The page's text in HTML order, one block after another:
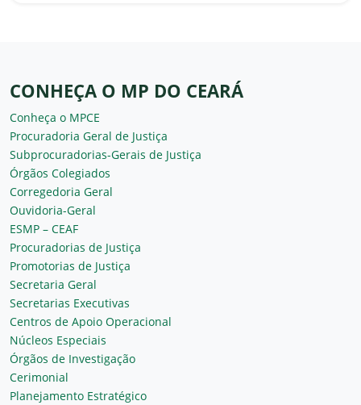
CONHEÇA O MP DO CEARÁ
Conheça o MPCE
Procuradoria Geral de Justiça
Subprocuradorias-Gerais de Justiça
Órgãos Colegiados
Corregedoria Geral
Ouvidoria-Geral
ESMP – CEAF
Procuradorias de Justiça
Promotorias de Justiça
Secretaria Geral
Secretarias Executivas
Centros de Apoio Operacional
Núcleos Especiais
Órgãos de Investigação
Cerimonial
Planejamento Estratégico